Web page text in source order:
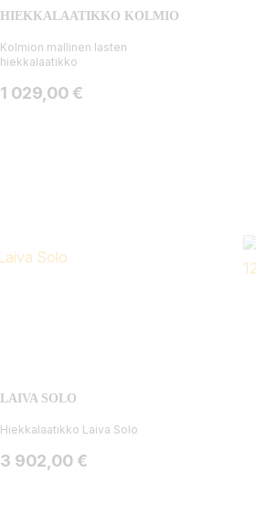
HIEKKALAATIKKO KOLMIO
Kolmion mallinen lasten
hiekkalaatikko
Hinta
1 029,00 €
LAIVA SOLO
Hiekkalaatikko Laiva Solo
Hinta
3 902,00 €